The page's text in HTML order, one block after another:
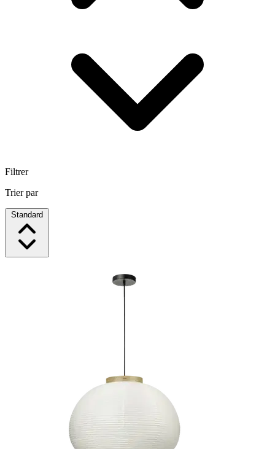
Filtrer
Trier par
Standard